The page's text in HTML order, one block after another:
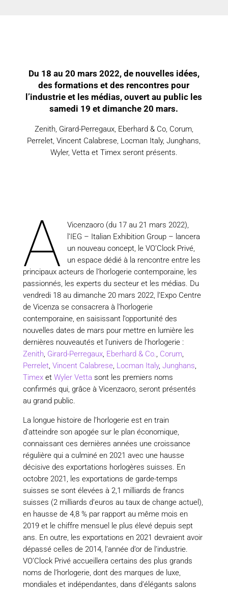
Du 18 au 20 mars 2022, de nouvelles idées,
des formations et des rencontres pour
l’industrie et les médias, ouvert au public les
samedi 19 et dimanche 20 mars.
Zenith, Girard-Perregaux, Eberhard & Co, Corum,
Perrelet, Vincent Calabrese, Locman Italy, Junghans,
Wyler, Vetta et Timex seront présents.
A
Vicenzaoro (du 17 au 21 mars 2022),
l’IEG – Italian Exhibition Group – lancera
un nouveau concept, le VO’Clock Privé,
un espace dédié à la rencontre entre les
principaux acteurs de l’horlogerie contemporaine, les
passionnés, les experts du secteur et les médias. Du
vendredi 18 au dimanche 20 mars 2022, l’Expo Centre
de Vicenza se consacrera à l’horlogerie
contemporaine, en saisissant l’opportunité des
nouvelles dates de mars pour mettre en lumière les
dernières nouveautés et l’univers de l’horlogerie :
Zenith, Girard-Perregaux, Eberhard & Co., Corum,
Perrelet, Vincent Calabrese, Locman Italy, Junghans,
Timexet Wyler Vetta sont les premiers noms
confirmés qui, grâce à Vicenzaoro, seront présentés
au grand public.
La longue histoire de l’horlogerie est en train
d’atteindre son apogée sur le plan économique,
connaissant ces dernières années une croissance
régulière qui a culminé en 2021 avec une hausse
décisive des exportations horlogères suisses. En
octobre 2021, les exportations de garde-temps
suisses se sont élevées à 2,1 milliards de francs
suisses (2 milliards d’euros au taux de change actuel),
en hausse de 4,8 % par rapport au même mois en
2019 et le chiffre mensuel le plus élevé depuis sept
ans. En outre, les exportations en 2021 devraient avoir
dépassé celles de 2014, l’année d’or de l’industrie.
VO’Clock Privé accueillera certains des plus grands
noms de l’horlogerie, dont des marques de luxe,
mondiales et indépendantes, dans d’élégants salons